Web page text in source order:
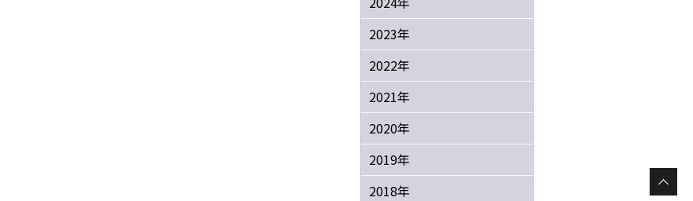
2023年
2022年
2021年
2020年
2019年
2018年